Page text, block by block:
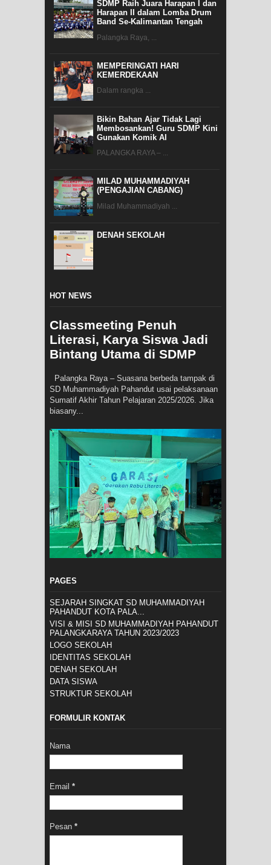
SDMP Raih Juara Harapan I dan
Harapan II dalam Lomba Drum
Band Se-Kalimantan Tengah
Palangka Raya, ...
MEMPERINGATI HARI
KEMERDEKAAN
Dalam rangka ...
Bikin Bahan Ajar Tidak Lagi
Membosankan! Guru SDMP Kini
Gunakan Komik AI
PALANGKA RAYA – ...
MILAD MUHAMMADIYAH
(PENGAJIAN CABANG)
Milad Muhammadiyah ...
DENAH SEKOLAH
HOT NEWS
Classmeeting Penuh
Literasi, Karya Siswa Jadi
Bintang Utama di SDMP
Palangka Raya – Suasana berbeda tampak di
SD Muhammadiyah Pahandut usai pelaksanaan
Sumatif Akhir Tahun Pelajaran 2025/2026. Jika
biasany...
PAGES
SEJARAH SINGKAT SD MUHAMMADIYAH
PAHANDUT KOTA PALA...
VISI & MISI SD MUHAMMADIYAH PAHANDUT
PALANGKARAYA TAHUN 2023/2023
LOGO SEKOLAH
IDENTITAS SEKOLAH
DENAH SEKOLAH
DATA SISWA
STRUKTUR SEKOLAH
FORMULIR KONTAK
Nama
Email *
Pesan *